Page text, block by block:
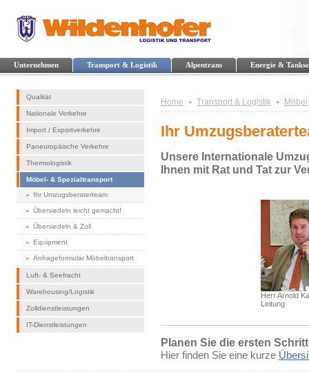
Unternehmen Transport & Logistik Alpentrans Energie &
Qualität
Nationale Verkehre
Import / Exportverkehre
Paneuropäische Verkehre
Thermologistik
Möbel- & Spezialtransport
Ihr Umzugsberaterteam
Übersiedeln leicht gemacht!
Übersiedeln & Zoll
Equipment
Anfrageformular Möbeltransport
Luft- & Seefracht
Warehousing/Logistik
Zolldienstleistungen
IT-Dienstleistungen
Home Transport & Logistik
Ihr
Unsere Internationale
Ihnen mit Rat und Tat zur
Herr Arnold
Leitung
Planen Sie die ersten
Hier finden Sie eine kurze